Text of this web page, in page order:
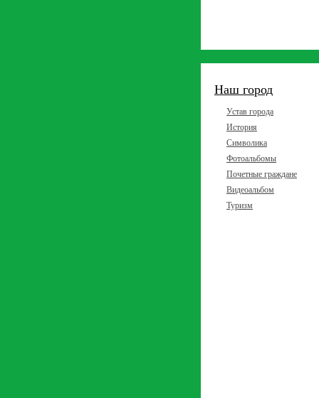
Наш город
Устав города
История
Символика
Фотоальбомы
Почетные граждане
Видеоальбом
Туризм